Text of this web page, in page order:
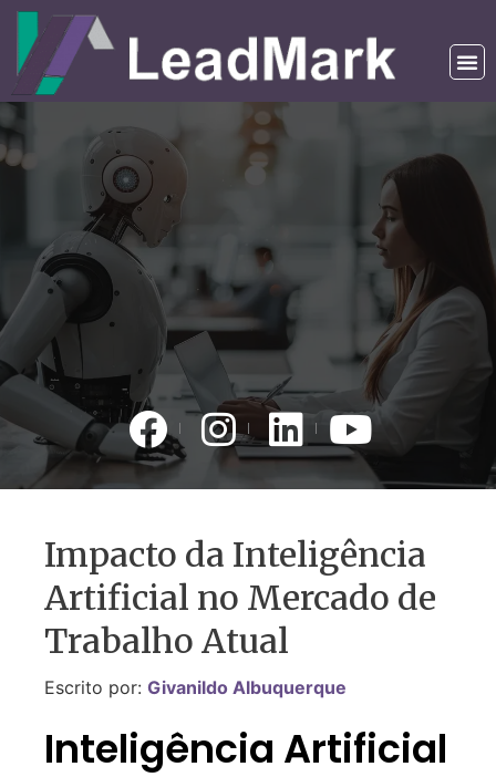
Impacto da Inteligência
Artificial no Mercado de
Trabalho Atual
Escrito por: Givanildo Albuquerque
Inteligência Artificial